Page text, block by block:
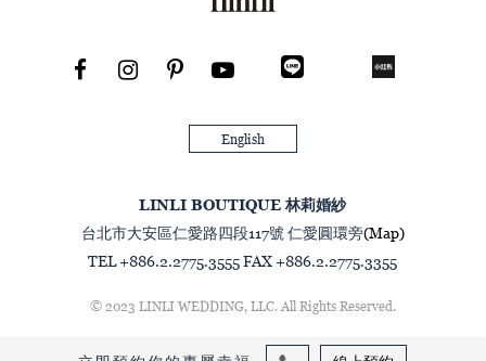
English
LINLI BOUTIQUE 林莉婚紗
台北市大安區仁愛路四段117號 仁愛圓環旁(Map)
TEL +886.2.2775.3555 FAX +886.2.2775.3355
© 2023 LINLI WEDDING, LLC. All Rights Reserved.